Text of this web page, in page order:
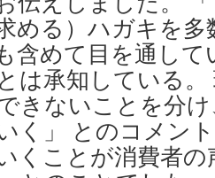
める）ハガキを
含めて目を通して
は承知している
きないことを分
く」 とのコメン
くことが消費者